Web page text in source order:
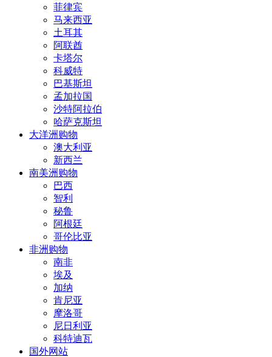
菲律宾
马来西亚
土耳其
阿联酋
卡塔尔
科威特
巴基斯坦
孟加拉国
沙特阿拉伯
哈萨克斯坦
大洋洲购物
澳大利亚
新西兰
南美洲购物
巴西
智利
秘鲁
阿根廷
哥伦比亚
非洲购物
南非
埃及
加纳
肯尼亚
摩洛哥
尼日利亚
科特迪瓦
国外网站